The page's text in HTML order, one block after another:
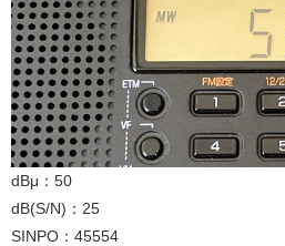
dBμ：50
dB(S/N)：25
SINPO：45554